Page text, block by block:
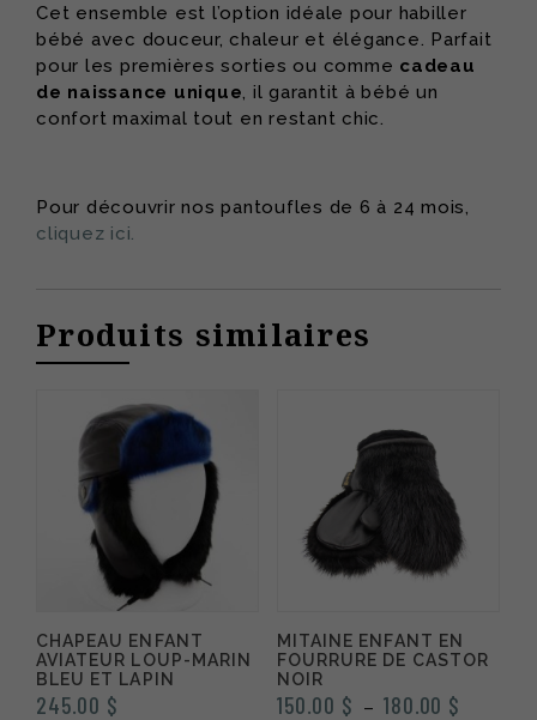
Cet ensemble est l’option idéale pour habiller
bébé avec douceur, chaleur et élégance. Parfait
pour les premières sorties ou comme cadeau
de naissance unique, il garantit à bébé un
confort maximal tout en restant chic.
Pour découvrir nos pantoufles de 6 à 24 mois,
cliquez ici.
Produits similaires
CHAPEAU ENFANT
AVIATEUR LOUP-MARIN
BLEU ET LAPIN
245.00 $
MITAINE ENFANT EN
FOURRURE DE CASTOR
NOIR
150.00 $ – 180.00 $